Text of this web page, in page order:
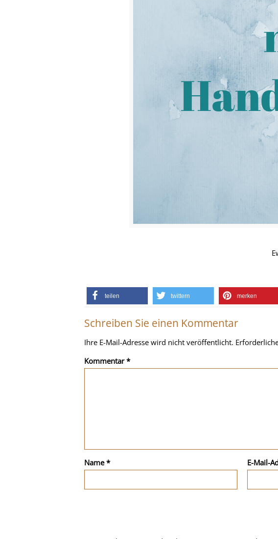
teilen twittern merken
Schreiben Sie einen Kommentar
Ihre E-Mail-Adresse wird nicht veröffentlicht.
Kommentar*
Name* E-Mail-